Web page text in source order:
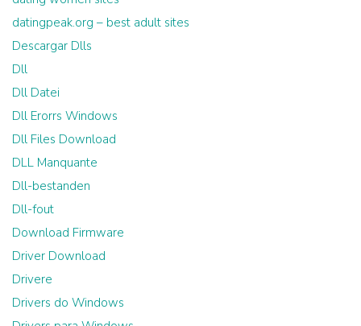
datingpeak.org – best adult sites
Descargar Dlls
Dll
Dll Datei
Dll Erorrs Windows
Dll Files Download
DLL Manquante
Dll-bestanden
Dll-fout
Download Firmware
Driver Download
Drivere
Drivers do Windows